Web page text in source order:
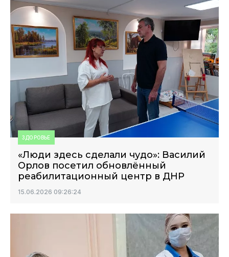
ЗДОРОВЬЕ
«Люди здесь сделали чудо»: Василий
Орлов посетил обновлённый
реабилитационный центр в ДНР
15.06.2026 09:26:24